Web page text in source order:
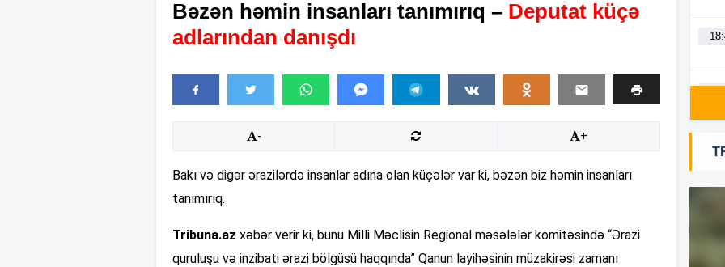
Bəzən həmin insanları tanımırıq – Deputat küçə
adlarından danışdı
- +
Bakı və digər ərazilərdə insanlar adına olan küçələr var ki, bəzən biz həmin insanları
tanımırıq.
Tribuna.az xəbər verir ki, bunu Milli Məclisin Regional məsələlər komitəsində “Ərazi
quruluşu və inzibati ərazi bölgüsü haqqında” Qanun layihəsinin müzakirəsi zamanı